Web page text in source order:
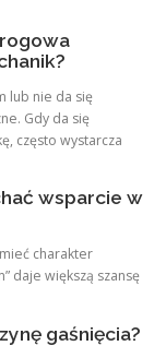
lub nie da się
Gdy da się
często wystarcza
wsparcie w
charakter
daje większą szansę
gaśnięcia?